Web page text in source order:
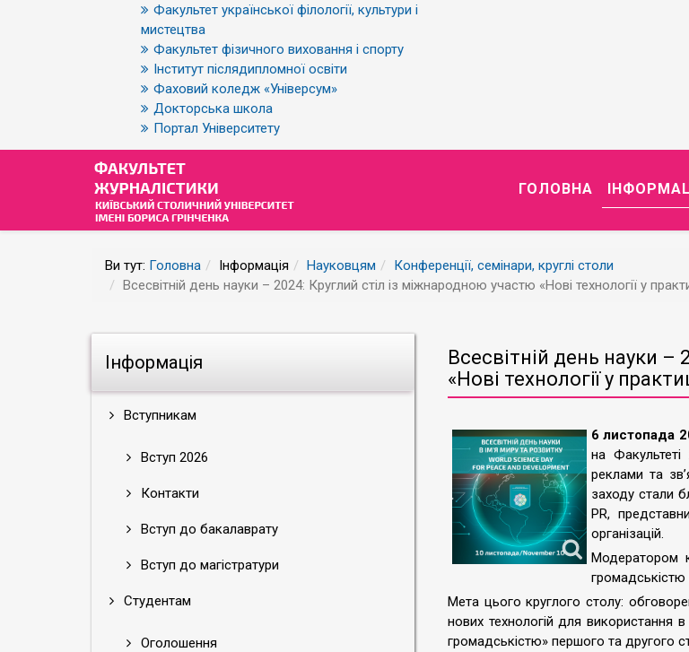
Факультет української філології, культури і
мистецтва
Факультет фізичного виховання і спорту
Інститут післядипломної освіти
Фаховий коледж «Універсум»
Докторська школа
Портал Університету
ГОЛОВНА
Ви тут: Головна Інформація Науковцям
Конференції, семінари, круглі столи
Всесвітній день науки – 2024: Круглий стіл із міжнародною участю «Нові технології у
Інформація
Вступникам
Вступ 2026
Контакти
Вступ до бакалаврату
Вступ до магістратури
Студентам
Оголошення
Всесвітній день науки –
«Нові технології у
6 листопада
на Факультеті
реклами та
заходу стали
PR,
організацій.
Модератором
громадськістю
Мета цього круглого столу:
нових технологій для використання в
громадськістю» першого та другого